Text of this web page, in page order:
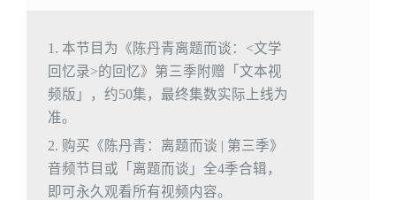
1. 本节目为《陈丹青离题而谈：<文学
回忆录>的回忆》第三季附赠「文本视
频版」，约50集，最终集数实际上线为
准。
2. 购买《陈丹青：离题而谈 | 第三季》
音频节目或「离题而谈」全4季合辑，
即可永久观看所有视频内容。